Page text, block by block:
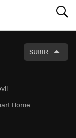
SUBIR
Home